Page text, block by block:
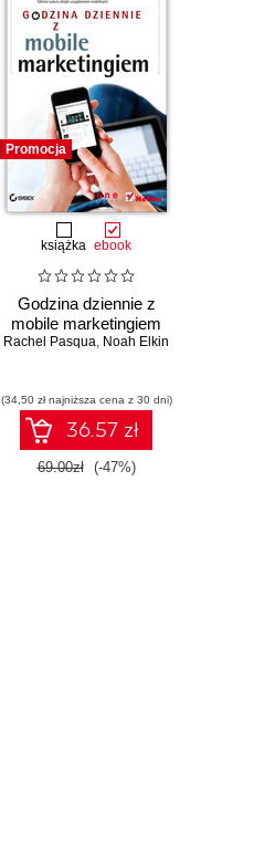
Promocja
książka ebook
Godzina dziennie z
mobile marketingiem
Rachel Pasqua, Noah Elkin
(34,50 zł najniższa cena z 30 dni)
36.57 zł
69.00zł (-47%)